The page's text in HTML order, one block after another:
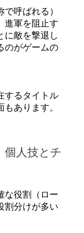
呼ばれる）
進軍を阻止す
に敵を撃退し
のがゲームの
するタイトル
あります。
個人技とチ
な役割（ロー
割分けが多い